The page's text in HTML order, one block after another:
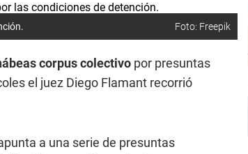
Foto: Freepik
corpus colectivo por presuntas
el juez Diego Flamant recorrió
a una serie de presuntas